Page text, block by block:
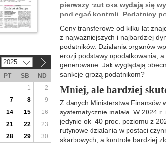
pierwszy rzut oka wydają się
podlegać kontroli. Podatnicy
Ceny transferowe od kilku lat
z najważniejszych i najbardziej
podatników. Działania organów
erozji podstawy opodatkowania,
generowane. Jak wyglądają
sankcje grożą podatnikom?
Mniej, ale bardziej
Z danych Ministerstwa Finansów
systematycznie malała. W 2024
jedynie ok. 40 proc. poziomu z
rutynowe działania w postaci
skarbowych, a kontrole bardziej
2025
PT SB
ND
1
2
7 8
9
14 15
16
21 22
23
28 29 30